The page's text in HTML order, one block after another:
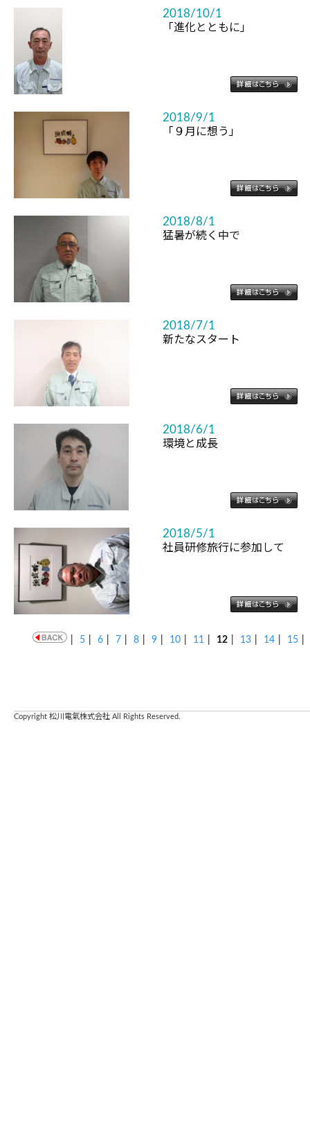
2018/10/1
「進化とともに」
2018/9/1
「９月に想う」
2018/8/1
猛暑が続く中で
2018/7/1
新たなスタート
2018/6/1
環境と成長
2018/5/1
社員研修旅行に参加して
5 6 7 8 9 10 11 12 13 14 15
Copyright 松川電氣株式会社 All Rights Reserved.